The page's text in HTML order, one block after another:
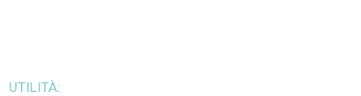
UTILITÀ: